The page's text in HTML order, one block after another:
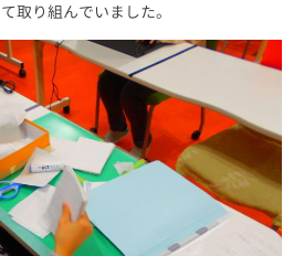
取り組んでいました。